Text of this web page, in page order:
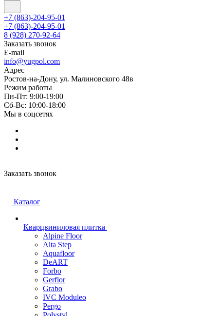
+7 (863)-204-95-01
+7 (863)-204-95-01
8 (928) 270-92-64
Заказать звонок
E-mail
info@yugpol.com
Адрес
Ростов-на-Дону, ул. Малиновского 48в
Режим работы
Пн-Пт: 9:00-19:00
Cб-Вс: 10:00-18:00
Мы в соцсетях
Заказать звонок
Каталог
Кварцвиниловая плитка
Alpine Floor
Alta Step
Aquafloor
DeART
Forbo
Gerflor
Grabo
IVC Moduleo
Pergo